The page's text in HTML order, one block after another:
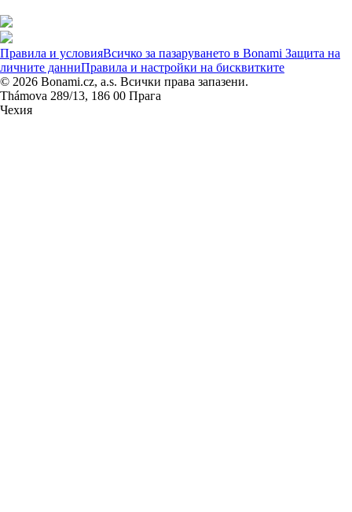
Правила и условияВсичко за пазаруването в Bonami Защита на
личните данниПравила и настройки на бисквитките
© 2026 Bonami.cz, a.s. Всички права запазени.
Thámova 289/13, 186 00 Прага
Чехия